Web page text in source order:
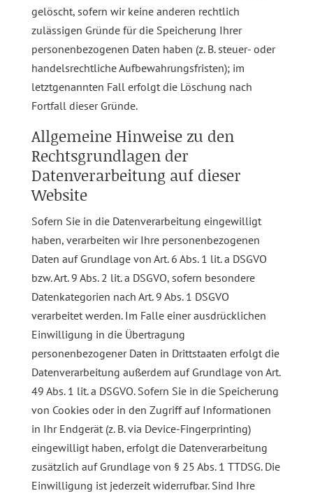
gelöscht, sofern wir keine anderen rechtlich
zulässigen Gründe für die Speicherung Ihrer
personenbezogenen Daten haben (z. B. steuer- oder
handelsrechtliche Aufbewahrungsfristen); im
letztgenannten Fall erfolgt die Löschung nach
Fortfall dieser Gründe.
Allgemeine Hinweise zu den
Rechtsgrundlagen der
Datenverarbeitung auf dieser
Website
Sofern Sie in die Datenverarbeitung eingewilligt
haben, verarbeiten wir Ihre personenbezogenen
Daten auf Grundlage von Art. 6 Abs. 1 lit. a DSGVO
bzw. Art. 9 Abs. 2 lit. a DSGVO, sofern besondere
Datenkategorien nach Art. 9 Abs. 1 DSGVO
verarbeitet werden. Im Falle einer ausdrücklichen
Einwilligung in die Übertragung
personenbezogener Daten in Drittstaaten erfolgt die
Datenverarbeitung außerdem auf Grundlage von Art.
49 Abs. 1 lit. a DSGVO. Sofern Sie in die Speicherung
von Cookies oder in den Zugriff auf Informationen
in Ihr Endgerät (z. B. via Device-Fingerprinting)
eingewilligt haben, erfolgt die Datenverarbeitung
zusätzlich auf Grundlage von § 25 Abs. 1 TTDSG. Die
Einwilligung ist jederzeit widerrufbar. Sind Ihre